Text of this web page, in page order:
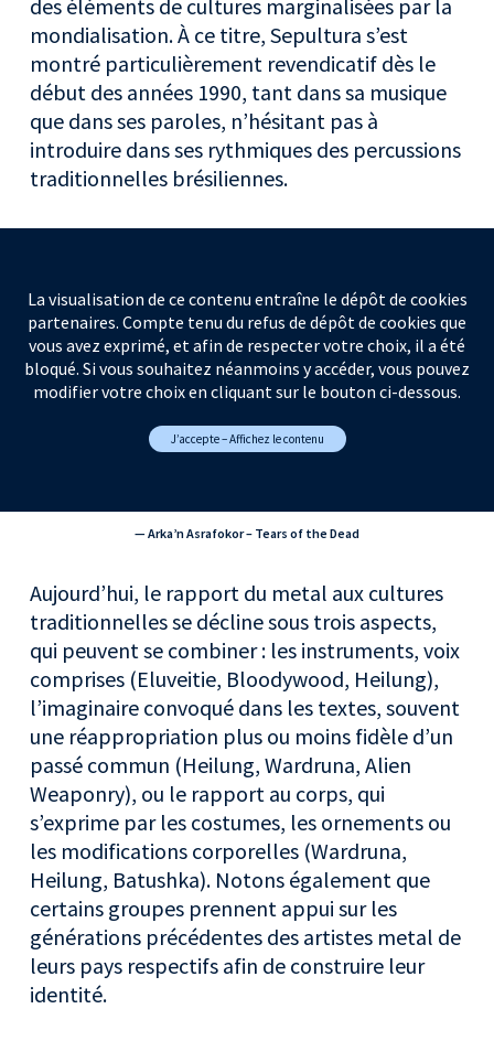
des éléments de cultures marginalisées par la
mondialisation. À ce titre, Sepultura s’est
montré particulièrement revendicatif dès le
début des années 1990, tant dans sa musique
que dans ses paroles, n’hésitant pas à
introduire dans ses rythmiques des percussions
traditionnelles brésiliennes.
La visualisation de ce contenu entraîne le dépôt de cookies
partenaires. Compte tenu du refus de dépôt de cookies que
vous avez exprimé, et afin de respecter votre choix, il a été
bloqué. Si vous souhaitez néanmoins y accéder, vous pouvez
modifier votre choix en cliquant sur le bouton ci-dessous.
J’accepte – Affichez le contenu
— Arka’n Asrafokor – Tears of the Dead
Aujourd’hui, le rapport du metal aux cultures
traditionnelles se décline sous trois aspects,
qui peuvent se combiner : les instruments, voix
comprises (Eluveitie, Bloodywood, Heilung),
l’imaginaire convoqué dans les textes, souvent
une réappropriation plus ou moins fidèle d’un
passé commun (Heilung, Wardruna, Alien
Weaponry), ou le rapport au corps, qui
s’exprime par les costumes, les ornements ou
les modifications corporelles (Wardruna,
Heilung, Batushka). Notons également que
certains groupes prennent appui sur les
générations précédentes des artistes metal de
leurs pays respectifs afin de construire leur
identité.